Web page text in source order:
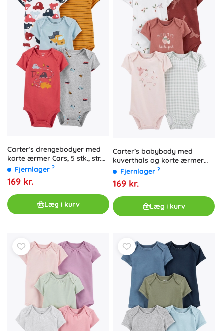
Carter’s drengebodyer med
korte ærmer Cars, 5 stk., str.
56 (NB)
Fjernlager ?
169 kr.
Læg i kurv
Carter’s babybody med
kuverthals og korte ærmer
Hummingbird til pige, 5 stk.,
str. 56 (NB)
Fjernlager ?
169 kr.
Læg i kurv